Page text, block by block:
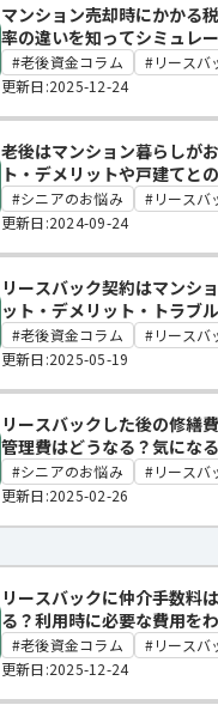
マンション売却時にかかる
率の違いを知ってシミュレ
老後資金コラム
リースバ
更新日:2025-12-24
老後はマンション暮らしが
ト・デメリットや戸建てと
シニアのお悩み
リースバ
更新日:2024-09-24
リースバック契約はマンシ
ット・デメリット・トラブ
老後資金コラム
リースバ
更新日:2025-05-19
リースバックした後の修繕
管理費はどうなる？気にな
シニアのお悩み
リースバ
更新日:2025-02-26
リースバックに仲介手数料
る？利用時に必要な費用を
老後資金コラム
リースバ
更新日:2025-12-24